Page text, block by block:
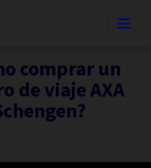
comprar un
de viaje AXA